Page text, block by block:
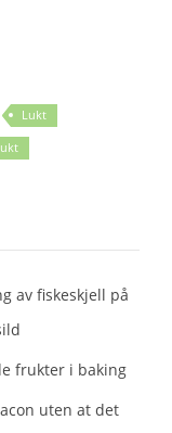
Lukt
av fiskeskjell på
frukter i baking
uten at det